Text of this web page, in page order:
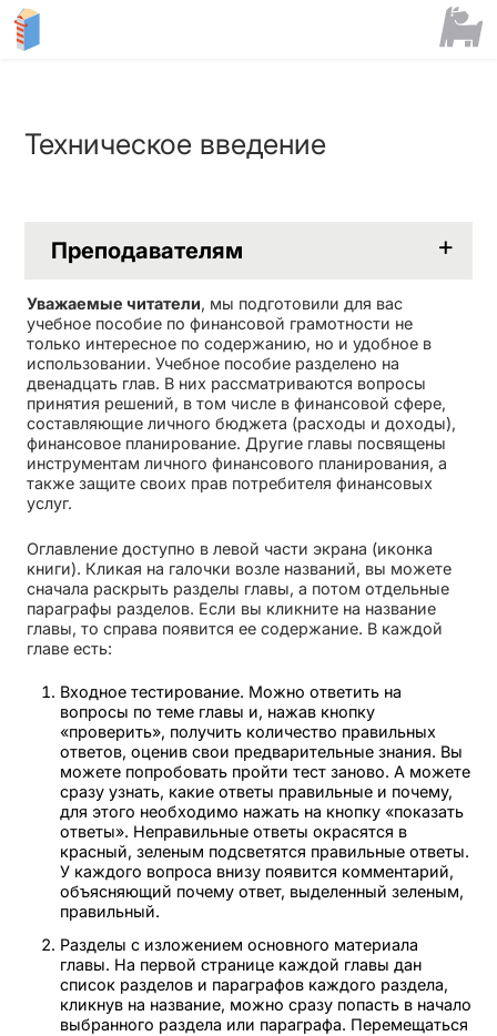
Техническое введение
Преподавателям
Уважаемые читатели, мы подготовили для вас
учебное пособие по финансовой грамотности не
только интересное по содержанию, но и удобное в
использовании. Учебное пособие разделено на
двенадцать глав. В них рассматриваются вопросы
принятия решений, в том числе в финансовой сфере,
составляющие личного бюджета (расходы и доходы),
финансовое планирование. Другие главы посвящены
инструментам личного финансового планирования, а
также защите своих прав потребителя финансовых
услуг.
Оглавление доступно в левой части экрана (иконка
книги). Кликая на галочки возле названий, вы можете
сначала раскрыть разделы главы, а потом отдельные
параграфы разделов. Если вы кликните на название
главы, то справа появится ее содержание. В каждой
главе есть:
Входное тестирование. Можно ответить на
вопросы по теме главы и, нажав кнопку
«проверить», получить количество правильных
ответов, оценив свои предварительные знания. Вы
можете попробовать пройти тест заново. А можете
сразу узнать, какие ответы правильные и почему,
для этого необходимо нажать на кнопку «показать
ответы». Неправильные ответы окрасятся в
красный, зеленым подсветятся правильные ответы.
У каждого вопроса внизу появится комментарий,
объясняющий почему ответ, выделенный зеленым,
правильный.
Разделы с изложением основного материала
главы. На первой странице каждой главы дан
список разделов и параграфов каждого раздела,
кликнув на название, можно сразу попасть в начало
выбранного раздела или параграфа. Перемещаться